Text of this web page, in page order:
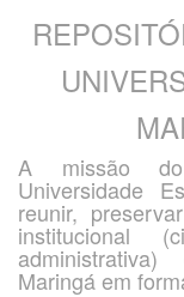
A missão do
Universidade
reunir,
institucional
Maringá em